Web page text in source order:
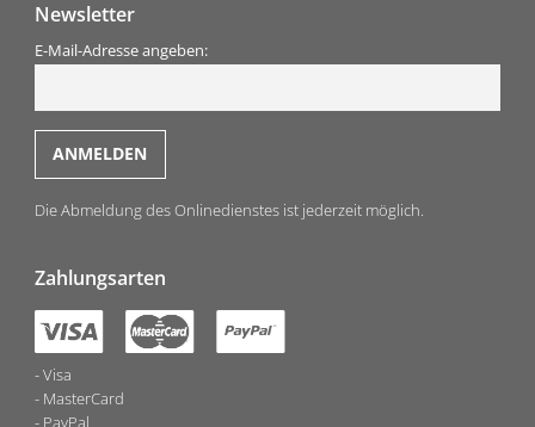
Newsletter
E-Mail-Adresse angeben:
Die Abmeldung des Onlinedienstes ist jederzeit möglich.
Zahlungsarten
Visa
MasterCard
PayPal